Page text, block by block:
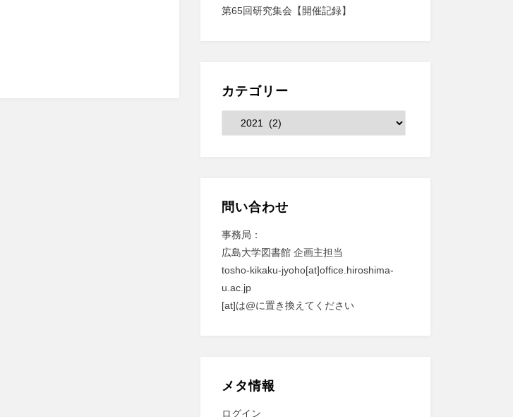
第65回研究集会【開催記録】
カテゴリー
テ
問い合わせ
事務局：
広島大学図書館 企画主担当
tosho-kikaku-jyoho[at]office.hiroshima-
u.ac.jp
[at]は@に置き換えてください
メタ情報
ログイン